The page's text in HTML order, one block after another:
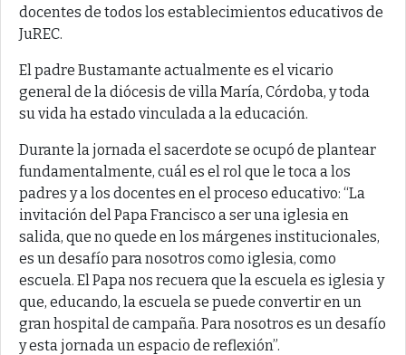
docentes de todos los establecimientos educativos de
JuREC.
El padre Bustamante actualmente es el vicario
general de la diócesis de villa María, Córdoba, y toda
su vida ha estado vinculada a la educación.
Durante la jornada el sacerdote se ocupó de plantear
fundamentalmente, cuál es el rol que le toca a los
padres y a los docentes en el proceso educativo: “La
invitación del Papa Francisco a ser una iglesia en
salida, que no quede en los márgenes institucionales,
es un desafío para nosotros como iglesia, como
escuela. El Papa nos recuera que la escuela es iglesia y
que, educando, la escuela se puede convertir en un
gran hospital de campaña. Para nosotros es un desafío
y esta jornada un espacio de reflexión”.